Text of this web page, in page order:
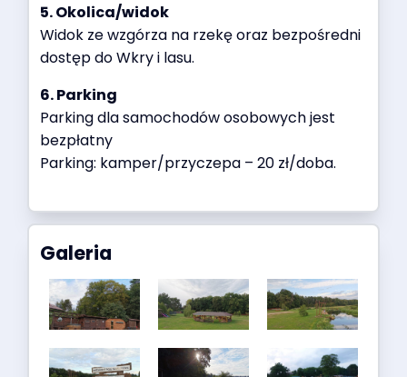
5. Okolica/widok
Widok ze wzgórza na rzekę oraz bezpośredni
dostęp do Wkry i lasu.
6. Parking
Parking dla samochodów osobowych jest
bezpłatny
Parking: kamper/przyczepa – 20 zł/doba.
Galeria